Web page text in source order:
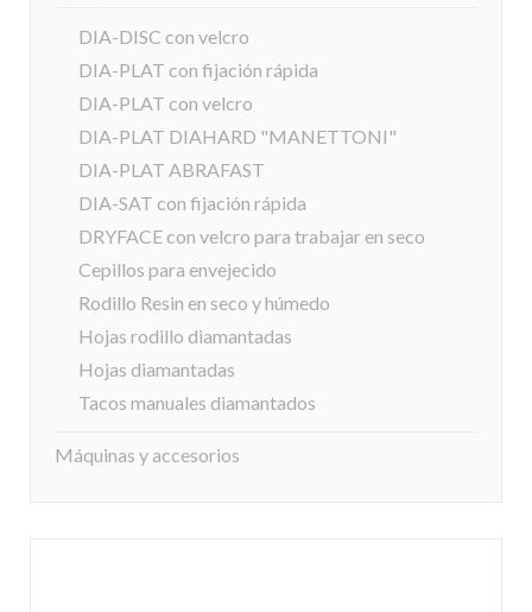
DIA-DISC con velcro
DIA-PLAT con fijación rápida
DIA-PLAT con velcro
DIA-PLAT DIAHARD "MANETTONI"
DIA-PLAT ABRAFAST
DIA-SAT con fijación rápida
DRYFACE con velcro para trabajar en seco
Cepillos para envejecido
Rodillo Resin en seco y húmedo
Hojas rodillo diamantadas
Hojas diamantadas
Tacos manuales diamantados
Máquinas y accesorios